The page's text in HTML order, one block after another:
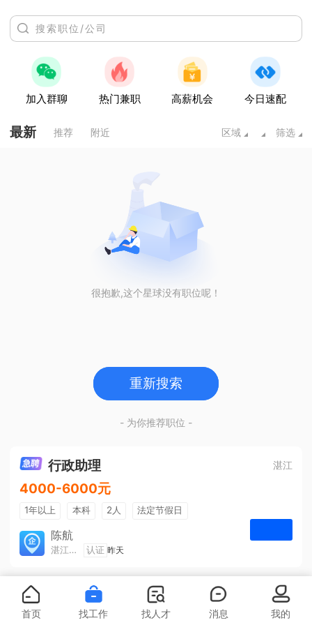
加入群聊 热门兼职 高薪机会 今日速配
最新 推荐 附近 区域 筛选
很抱歉,这个星球没有职位呢！
重新搜索
- 为你推荐职位 -
行政助理 湛江
4000-6000元
1年以上 本科 2人
法定节假日
包吃住
五险一金
陈航
湛江旅游集散中心有限公司 认证 昨天
首页 找工作 找人才 消息 我的